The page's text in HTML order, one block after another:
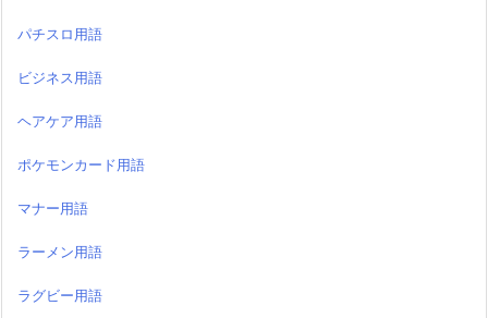
パチスロ用語
ビジネス用語
ヘアケア用語
ポケモンカード用語
マナー用語
ラーメン用語
ラグビー用語